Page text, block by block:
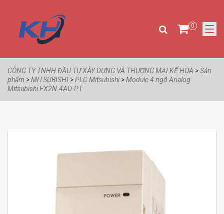
0
CÔNG TY TNHH ĐẦU TƯ XÂY DỰNG VÀ THƯƠNG MẠI KẾ HOA >Sản
phẩm >MITSUBISHI>PLC Mitsubishi>Module 4 ngõ Analog
Mitsubishi FX2N-4AD-PT